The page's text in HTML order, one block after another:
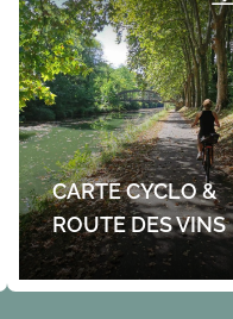
Les Pistes de Robin
jeu dans la ville (3-7
Urbain
CARTE CYCLO &
ROUTE DES VINS